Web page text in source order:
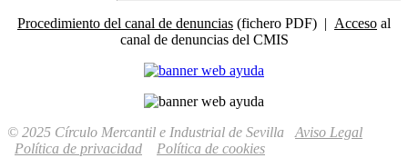
Procedimiento del canal de denuncias (fichero PDF) | Acceso al
canal de denuncias del CMIS
© 2025 Círculo Mercantil e Industrial de Sevilla Aviso Legal
Política de privacidad
Política de cookies